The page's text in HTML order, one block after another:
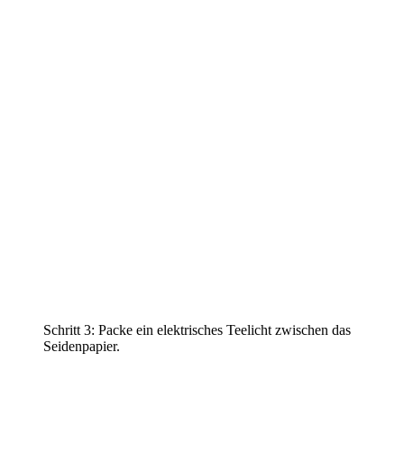
Schritt 3: Packe ein elektrisches Teelicht zwischen das
Seidenpapier.